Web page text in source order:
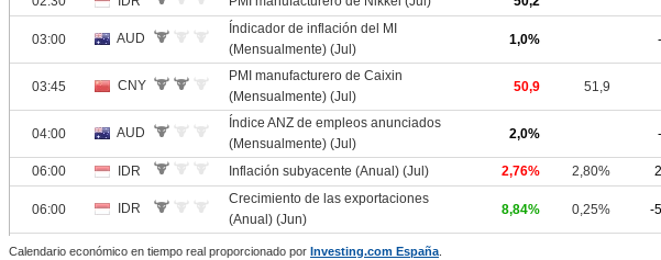
Calendario económico en tiempo real proporcionado por Investing.com España.